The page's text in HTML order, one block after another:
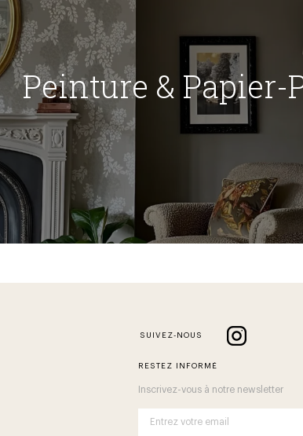
Peinture & Papier-
SUIVEZ-NOUS
RESTEZ INFORMÉ
Inscrivez-vous à notre newsletter